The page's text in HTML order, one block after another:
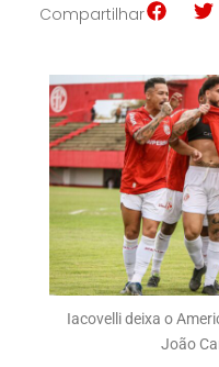
Compartilhar
Iacovelli deixa o
João